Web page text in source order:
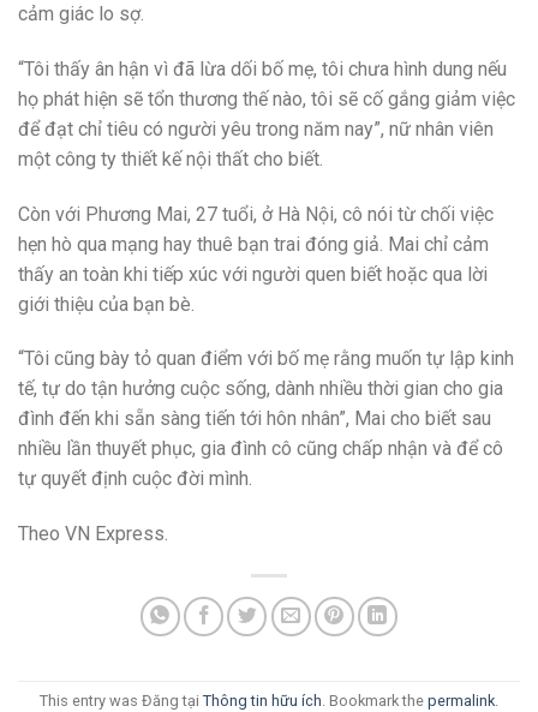
cảm giác lo sợ.
“Tôi thấy ân hận vì đã lừa dối bố mẹ, tôi chưa hình dung nếu
họ phát hiện sẽ tổn thương thế nào, tôi sẽ cố gắng giảm việc
để đạt chỉ tiêu có người yêu trong năm nay”, nữ nhân viên
một công ty thiết kế nội thất cho biết.
Còn với Phương Mai, 27 tuổi, ở Hà Nội, cô nói từ chối việc
hẹn hò qua mạng hay thuê bạn trai đóng giả. Mai chỉ cảm
thấy an toàn khi tiếp xúc với người quen biết hoặc qua lời
giới thiệu của bạn bè.
“Tôi cũng bày tỏ quan điểm với bố mẹ rằng muốn tự lập kinh
tế, tự do tận hưởng cuộc sống, dành nhiều thời gian cho gia
đình đến khi sẵn sàng tiến tới hôn nhân”, Mai cho biết sau
nhiều lần thuyết phục, gia đình cô cũng chấp nhận và để cô
tự quyết định cuộc đời mình.
Theo VN Express.
This entry was Đăng tại Thông tin hữu ích. Bookmark the permalink.